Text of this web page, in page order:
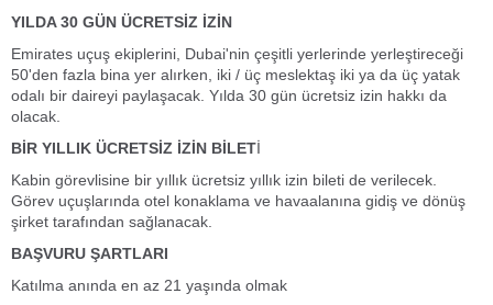
YILDA 30 GÜN ÜCRETSİZ İZİN
Emirates uçuş ekiplerini, Dubai'nin çeşitli yerlerinde yerleştireceği
50'den fazla bina yer alırken, iki / üç meslektaş iki ya da üç yatak
odalı bir daireyi paylaşacak. Yılda 30 gün ücretsiz izin hakkı da
olacak.
BİR YILLIK ÜCRETSİZ İZİN BİLETİ
Kabin görevlisine bir yıllık ücretsiz yıllık izin bileti de verilecek.
Görev uçuşlarında otel konaklama ve havaalanına gidiş ve dönüş
şirket tarafından sağlanacak.
BAŞVURU ŞARTLARI
Katılma anında en az 21 yaşında olmak